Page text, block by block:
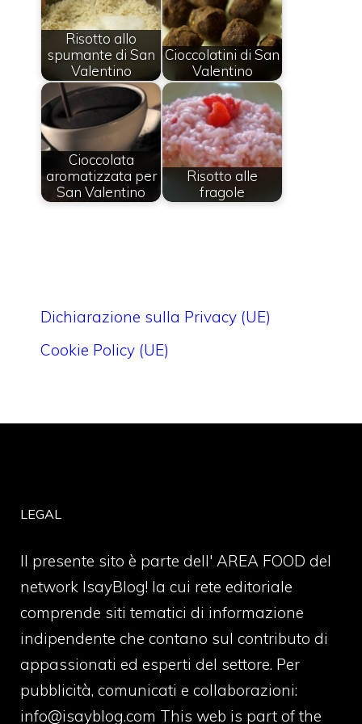
Risotto allo
spumante di San
Valentino
Cioccolatini di San
Valentino
Cioccolata
aromatizzata per
San Valentino
Risotto alle
fragole
Dichiarazione sulla Privacy (UE)
Cookie Policy (UE)
LEGAL
Il presente sito è parte dell' AREA FOOD del
network IsayBlog! la cui rete editoriale
comprende siti tematici di informazione
indipendente che contano sul contributo di
appassionati ed esperti del settore. Per
pubblicità, comunicati e collaborazioni:
info@isayblog.com This web is part of the